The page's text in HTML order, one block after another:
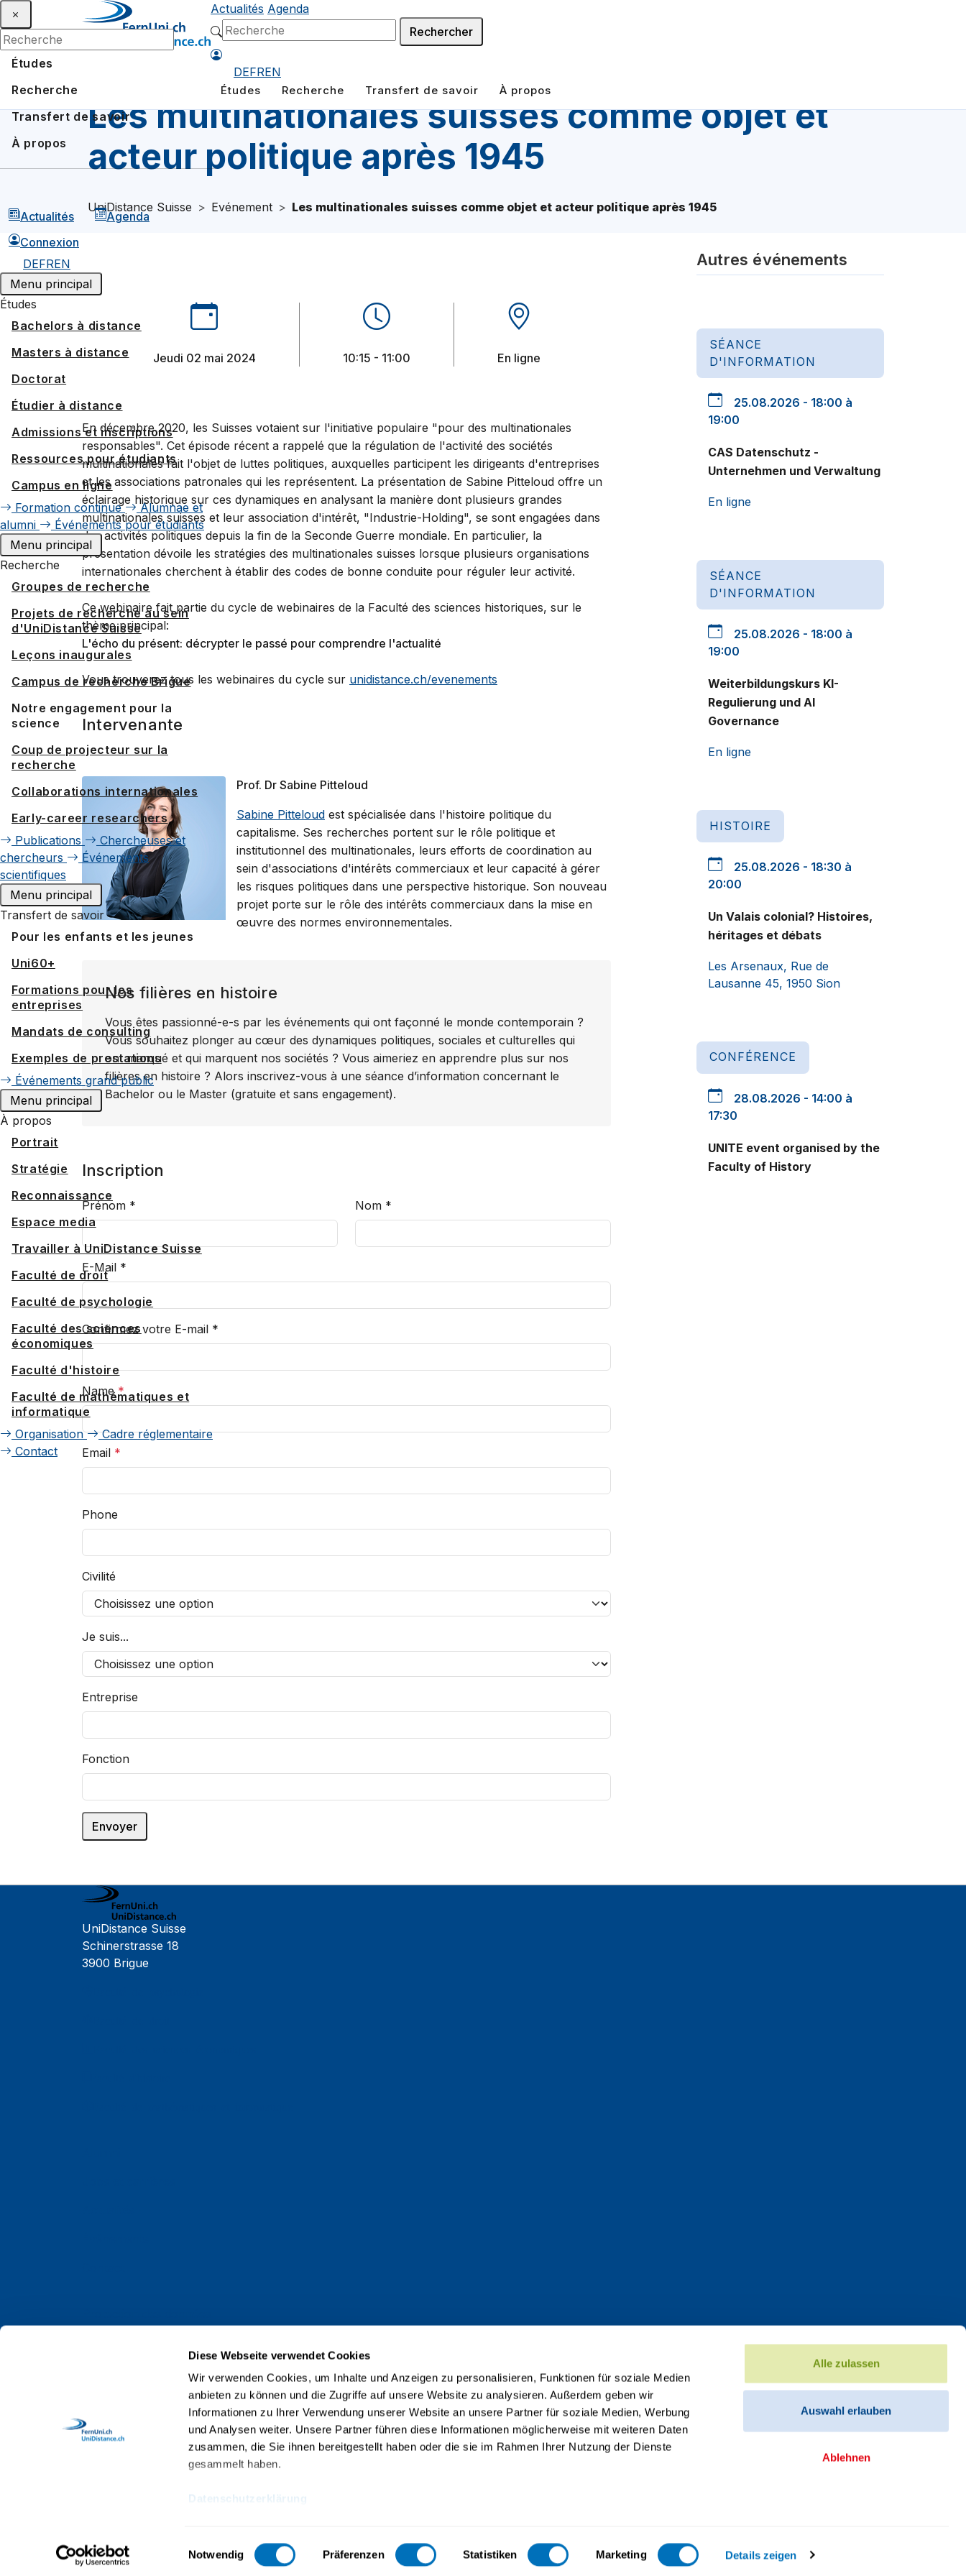
Diese Webseite verwendet Cookies
Wir verwenden Cookies, um Inhalte und Anzeigen zu personalisieren, Funktionen für soziale Medien
anbieten zu können und die Zugriffe auf unsere Website zu analysieren. Außerdem geben wir
Informationen zu Ihrer Verwendung unserer Website an unsere Partner für soziale Medien, Werbung
und Analysen weiter. Unsere Partner führen diese Informationen möglicherweise mit weiteren Daten
zusammen, die Sie ihnen bereitgestellt haben oder die sie im Rahmen Ihrer Nutzung der Dienste
gesammelt haben.
Datenschutzerklärung
Einwilligungsauswahl
Notwendig Präferenzen Statistiken Marketing Details zeigen
Alle zulassen
Auswahl erlauben
Ablehnen
Actualités Agenda
Rechercher
DEFREN
Études Recherche Transfert de savoir À propos
Études
Recherche
Transfert de savoir
À propos
Actualités
Agenda
Connexion
DEFREN
Menu principal
Études
Bachelors à distance
Masters à distance
Doctorat
Étudier à distance
Admissions et inscriptions
Ressources pour étudiants
Campus en ligne
Formation continue
Alumnae et
alumni
Événements pour étudiants
Menu principal
Recherche
Groupes de recherche
Projets de recherche au sein
d'UniDistance Suisse
Leçons inaugurales
Campus de recherche Brigue
Notre engagement pour la
science
Coup de projecteur sur la
recherche
Collaborations internationales
Early-career researchers
Publications
Chercheuses et
chercheurs
Événements
scientifiques
Menu principal
Transfert de savoir
Pour les enfants et les jeunes
Uni60+
Formations pour les
entreprises
Mandats de consulting
Exemples de prestations
Événements grand public
Menu principal
À propos
Portrait
Stratégie
Reconnaissance
Espace media
Travailler à UniDistance Suisse
Faculté de droit
Faculté de psychologie
Faculté des sciences
économiques
Faculté d'histoire
Faculté de mathématiques et
informatique
Organisation
Cadre réglementaire
Contact
Les multinationales suisses comme objet et
acteur politique après 1945
UniDistance Suisse Evénement Les multinationales suisses comme objet et acteur politique après 1945
jeudi 02 mai 2024 10:15 - 11:00 En ligne
En décembre 2020, les Suisses votaient sur l'initiative populaire "pour des multinationales
responsables". Cet épisode récent a rappelé que la régulation de l'activité des sociétés
multinationales fait l'objet de luttes politiques, auxquelles participent les dirigeants d'entreprises
et les associations patronales qui les représentent. La présentation de Sabine Pitteloud offre un
éclairage historique sur ces dynamiques en analysant la manière dont plusieurs grandes
multinationales suisses et leur association d'intérêt, "Industrie-Holding", se sont engagées dans
des activités politiques depuis la fin de la Seconde Guerre mondiale. En particulier, la
présentation dévoile les stratégies des multinationales suisses lorsque plusieurs organisations
internationales cherchent à établir des codes de bonne conduite pour réguler leur activité.
Ce webinaire fait partie du cycle de webinaires de la Faculté des sciences historiques, sur le
thème principal:
L'écho du présent: décrypter le passé pour comprendre l'actualité
Vous trouverez tous les webinaires du cycle sur unidistance.ch/evenements
Intervenante
Prof. Dr Sabine Pitteloud
Sabine Pitteloud est spécialisée dans l'histoire politique du
capitalisme. Ses recherches portent sur le rôle politique et
institutionnel des multinationales, leurs efforts de coordination au
sein d'associations d'intérêts commerciaux et leur capacité à gérer
les risques politiques dans une perspective historique. Son nouveau
projet porte sur le rôle des intérêts commerciaux dans la mise en
œuvre des normes environnementales.
Nos filières en histoire
Vous êtes passionné-e-s par les événements qui ont façonné le monde contemporain ?
Vous souhaitez plonger au cœur des dynamiques politiques, sociales et culturelles qui
ont marqué et qui marquent nos sociétés ? Vous aimeriez en apprendre plus sur nos
filières en histoire ? Alors inscrivez-vous à une séance d’information concernant le
Bachelor ou le Master (gratuite et sans engagement).
Inscription
Prénom * Nom *
E-Mail *
Confirmez votre E-mail *
Name*
Email *
Phone
Civilité
Je suis...
Entreprise
Fonction
Autres événements
SÉANCE
D'INFORMATION
25.08.2026 - 18:00 à
19:00
CAS Datenschutz -
Unternehmen und Verwaltung
En ligne
SÉANCE
D'INFORMATION
25.08.2026 - 18:00 à
19:00
Weiterbildungskurs KI-
Regulierung und AI
Governance
En ligne
HISTOIRE
25.08.2026 - 18:30 à
20:00
Un Valais colonial? Histoires,
héritages et débats
Les Arsenaux, Rue de
Lausanne 45, 1950 Sion
CONFÉRENCE
28.08.2026 - 14:00 à
17:30
UNITE event organised by the
Faculty of History
UniDistance Suisse
Schinerstrasse 18
3900 Brigue
Collaboratrices et collaborateurs
© 2026 UniDistance Suisse, Institut universitaire accrédité selon la LEHE